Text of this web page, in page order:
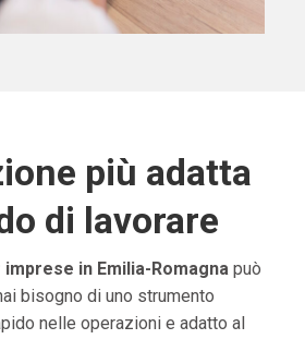
più adatta
di lavorare
imprese in Emilia-Romagna può
bisogno di uno strumento
nelle operazioni e adatto al